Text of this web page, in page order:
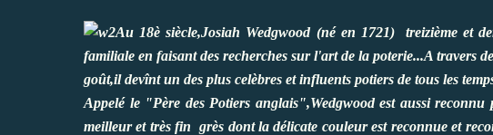
Au 18è siècle,Josiah Wedgwood (né en 1721) treizième et
familiale en faisant des recherches sur l'art de la poterie...A travers
goût,il devînt un des plus celèbres et influents potiers de tous les
Appelé le "Père des Potiers anglais",Wedgwood est aussi
meilleur et très fin grès dont la délicate couleur est reconnue et